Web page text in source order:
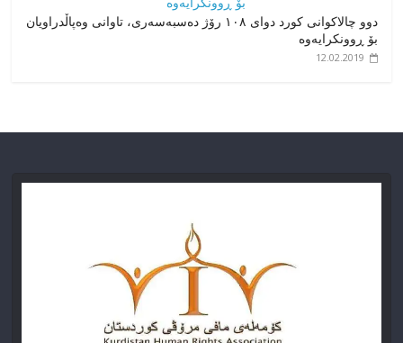
دوو چالاکوانی کورد دوای ۱۰٨ رۆژ دەسبەسەری، تاوانی وەپاڵدراویان
بۆ ڕوونکرایەوە
12.02.2019